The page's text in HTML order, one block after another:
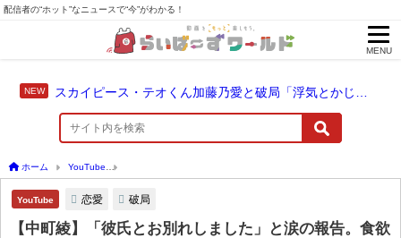
配信者の“ホット”なニュースで“今”がわかる！
MENU
ホーム YouTube
YouTube 恋愛 破局
【中町綾】「彼氏とお別れしました」と涙の報告。食欲